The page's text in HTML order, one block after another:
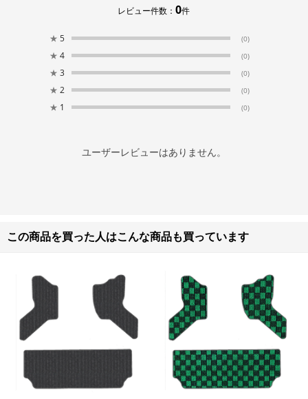
レビュー件数：0件
★ 5 (0)
★ 4 (0)
★ 3 (0)
★ 2 (0)
★ 1 (0)
ユーザーレビューはありません。
この商品を買った人はこんな商品も買っています